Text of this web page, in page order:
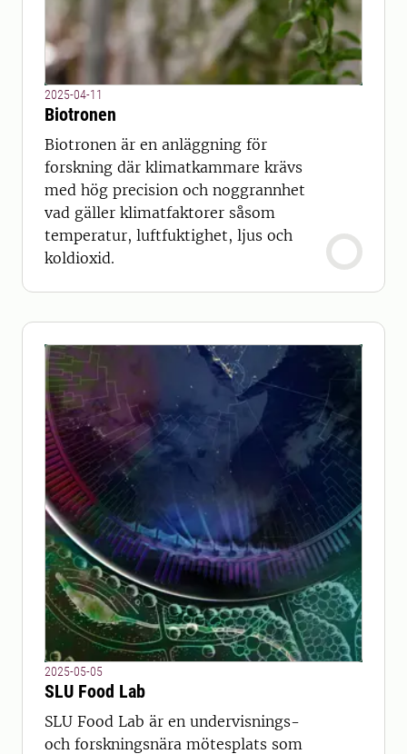
2025-04-11
Biotronen
Biotronen är en anläggning för
forskning där klimatkammare krävs
med hög precision och noggrannhet
vad gäller klimatfaktorer såsom
temperatur, luftfuktighet, ljus och
koldioxid.
2025-05-05
SLU Food Lab
SLU Food Lab är en undervisnings-
och forskningsnära mötesplats som